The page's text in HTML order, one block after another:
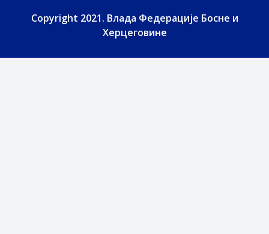
Copyright 2021. Влада Федерације Босне и
Херцеговине